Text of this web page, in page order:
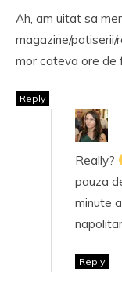
Ah, am uitat sa
magazine/patiserii/
mor cateva ore de
Reply
Really?
pauza
minute
Reply